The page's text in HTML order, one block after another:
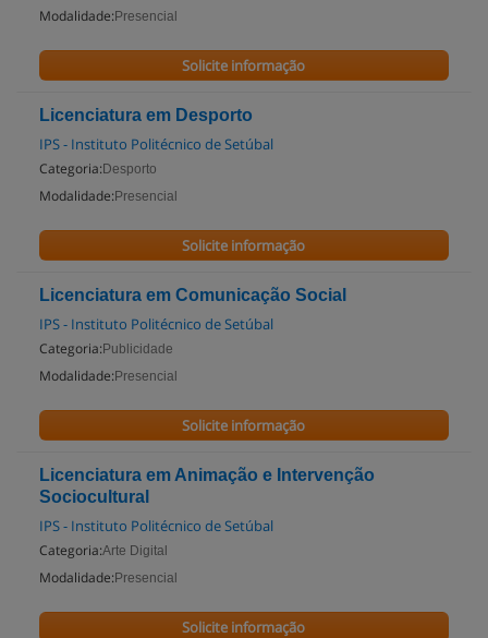
Modalidade: Presencial
Solicite informação
Licenciatura em Desporto
IPS - Instituto Politécnico de Setúbal
Categoria: Desporto
Modalidade: Presencial
Solicite informação
Licenciatura em Comunicação Social
IPS - Instituto Politécnico de Setúbal
Categoria: Publicidade
Modalidade: Presencial
Solicite informação
Licenciatura em Animação e Intervenção
Sociocultural
IPS - Instituto Politécnico de Setúbal
Categoria:Arte Digital
Modalidade: Presencial
Solicite informação